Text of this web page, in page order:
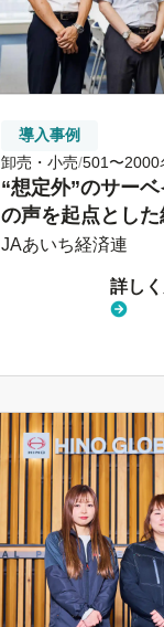
導入事例
卸売・小売 501〜2000
“想定外”のサー
の声を起点とし
JAあいち経済連
詳し